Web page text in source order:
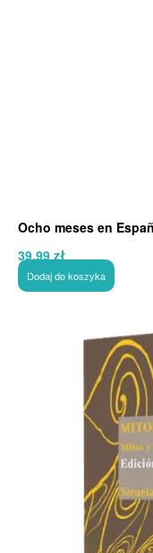
Ocho meses en
39,99zł
Dodaj do koszyka